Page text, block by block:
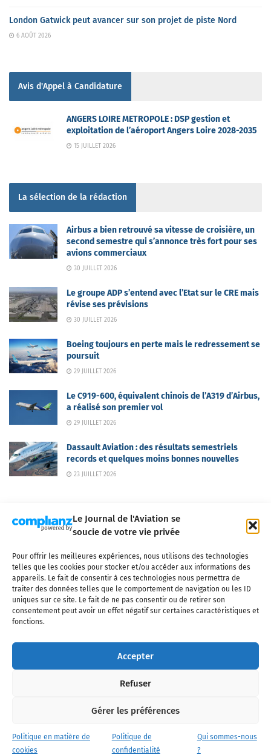
Le Journal de l'Aviation se
soucie de votre vie privée
Pour offrir les meilleures expériences, nous utilisons des technologies
telles que les cookies pour stocker et/ou accéder aux informations des
appareils. Le fait de consentir à ces technologies nous permettra de
traiter des données telles que le comportement de navigation ou les ID
uniques sur ce site. Le fait de ne pas consentir ou de retirer son
consentement peut avoir un effet négatif sur certaines caractéristiques et
fonctions.
Accepter
Refuser
Gérer les préférences
Politique en matière de
cookies
Politique de
confidentialité
Qui sommes-nous
?
London Gatwick peut avancer sur son projet de piste Nord
6 AOÛT 2026
Avis d'Appel à Candidature
ANGERS LOIRE METROPOLE : DSP gestion et
exploitation de l’aéroport Angers Loire 2028-2035
15 JUILLET 2026
La sélection de la rédaction
Airbus a bien retrouvé sa vitesse de croisière, un
second semestre qui s’annonce très fort pour ses
avions commerciaux
30 JUILLET 2026
Le groupe ADP s’entend avec l’Etat sur le CRE mais
révise ses prévisions
30 JUILLET 2026
Boeing toujours en perte mais le redressement se
poursuit
29 JUILLET 2026
Le C919-600, équivalent chinois de l’A319 d’Airbus,
a réalisé son premier vol
29 JUILLET 2026
Dassault Aviation : des résultats semestriels
records et quelques moins bonnes nouvelles
23 JUILLET 2026
Qui sommes-nous ? Nous contacter
Partenaires
Mentions légales
CGV Politique de confidentialité Cookies
l'industrie aéronautique, l'aviation commerciale, l'aviation d'affaires, les
services MRO et après-vente, le financement et la location d'aéronefs
civils, l'aéronautique de défense et l'industrie spatiale. Toute reproduction,
interdite sans autorisation écrite spécifique du Journal de l’Aviation.